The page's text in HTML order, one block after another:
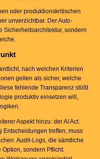
oder produktionskritischen
unverzichtbar. Der Auto-
Sicherheitsarchitektur, sondern
nach welchen Kriterien
gelten als sicher, welche
fehlende Transparenz stößt
produktiv einsetzen will,
Aspekt hinzu: der AI Act.
Entscheidungen treffen, muss
Audit-Logs, die sämtliche
sondern Pflicht.